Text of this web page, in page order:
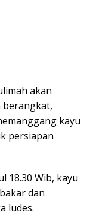
akan
berangkat,
kayu
persiapan
18.30 Wib, kayu
dan
ludes.